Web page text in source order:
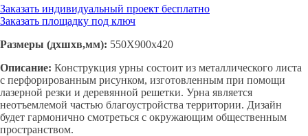
Заказать индивидуальный проект бесплатно
Заказать площадку под ключ
Размеры (дхшхв,мм): 550Х900х420
Описание: Конструкция урны состоит из металлического листа
с перфорированным рисунком, изготовленным при помощи
лазерной резки и деревянной решетки. Урна является
неотъемлемой частью благоустройства территории. Дизайн
будет гармонично смотреться с окружающим общественным
пространством.